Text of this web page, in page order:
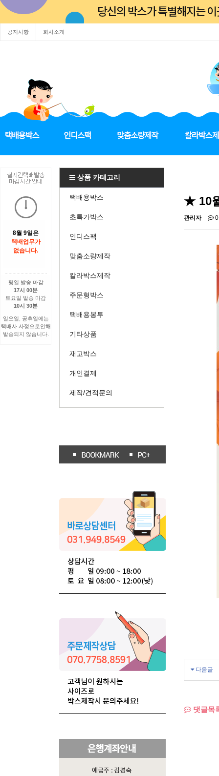
공지사항 회사소개
8월 9일은
택배업무가
없습니다.
평일 발송 마감
17시 00분
토요일 발송 마감
10시 30분
일요일, 공휴일에는
택배사 사정으로인해
발송되지 않습니다.
상품 카테고리
택배용박스
초특가박스
인디스팩
맞춤소량제작
칼라박스제작
주문형박스
택배용봉투
기타상품
재고박스
개인결제
제작/견적문의
★ 10
관리자
다음글
댓글목